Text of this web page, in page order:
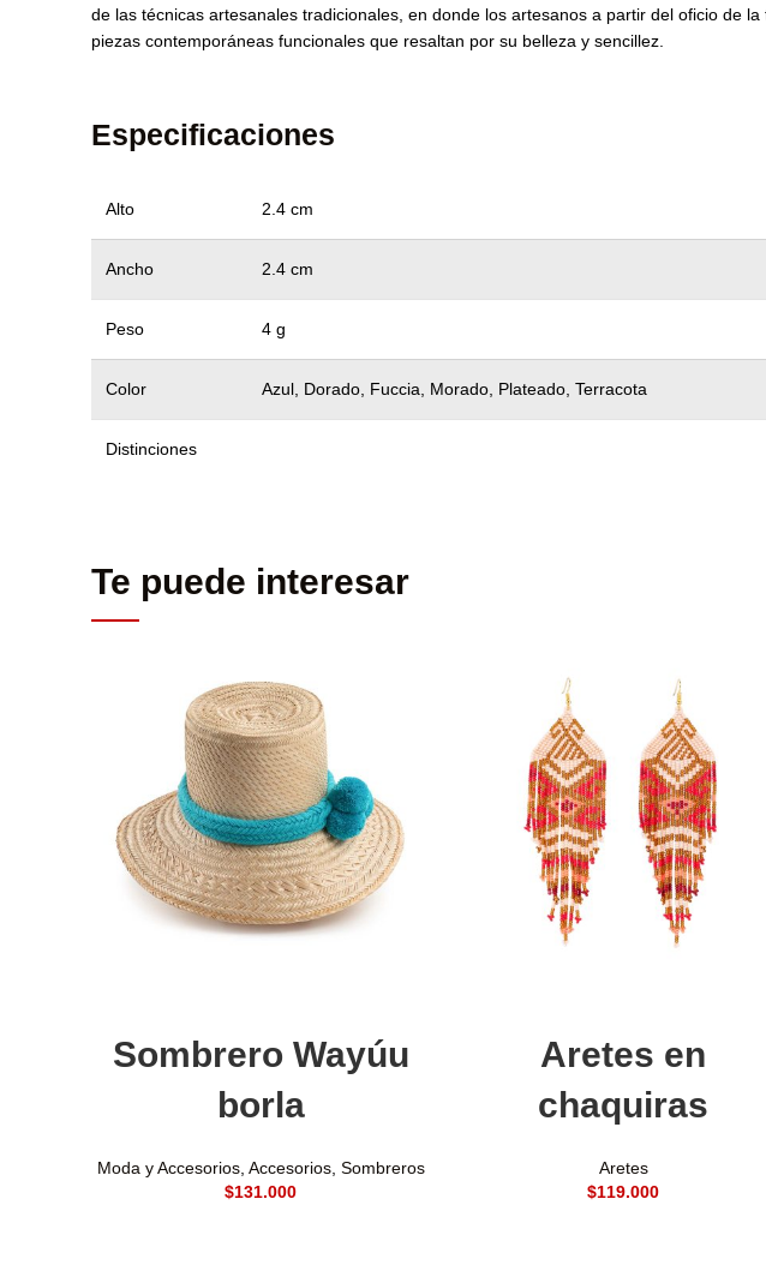
de las técnicas artesanales tradicionales, en donde los artesanos a partir del oficio de
piezas contemporáneas funcionales que resaltan por su belleza y sencillez.
Especificaciones
Alto 2.4 cm
Ancho 2.4 cm
Peso 4 g
Color Azul, Dorado, Fuccia, Morado, Plateado, Terracota
Distinciones
Te puede interesar
Sombrero Wayúu
borla
Moda y Accesorios, Accesorios, Sombreros
$
Aretes en
chaquiras
Aretes
$